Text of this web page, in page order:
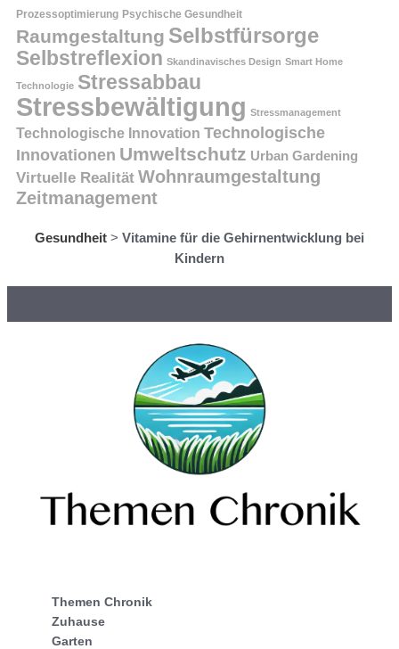
Prozessoptimierung Psychische Gesundheit
Raumgestaltung Selbstfürsorge
Selbstreflexion Skandinavisches Design Smart Home
Technologie Stressabbau
Stressbewältigung Stressmanagement
Technologische Innovation Technologische
Innovationen Umweltschutz Urban Gardening
Virtuelle Realität Wohnraumgestaltung
Zeitmanagement
Gesundheit > Vitamine für die Gehirnentwicklung bei
Kindern
Themen Chronik
Zuhause
Garten